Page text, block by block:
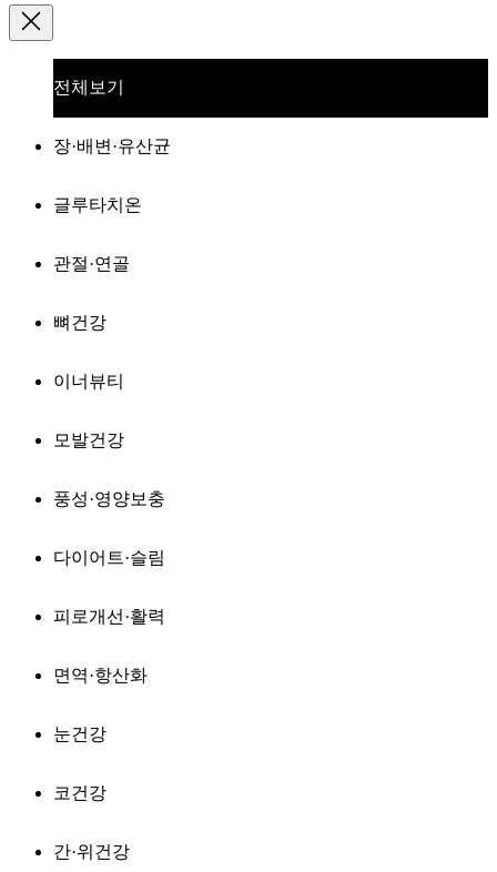
전체보기
장·배변·유산균
글루타치온
관절·연골
뼈건강
이너뷰티
모발건강
풍성·영양보충
다이어트·슬림
피로개선·활력
면역·항산화
눈건강
코건강
간·위건강